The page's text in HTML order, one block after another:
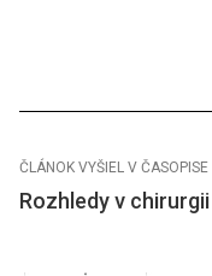
ČLÁNOK VYŠIEL V ČASOPISE
Rozhledy v chirurgii